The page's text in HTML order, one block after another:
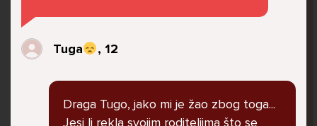
Već 6 godina u školi nekoliko cura iz mog
razreda me izbacuju iz zajedničkih aktivnosti
te me iskorištavaju. Dečki iz mojeg razreda mi
govore da sam glupača te me preko discorda
vrijeđaju jer sam niska te mi govore da se
Tuga , 12
Draga Tugo, jako mi je žao zbog toga...
Jesi li rekla svojim roditeljima što se